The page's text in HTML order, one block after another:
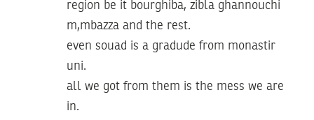
region be it bourghiba, zibla ghannouchi
m,mbazza and the rest.
even souad is a gradude from monastir
uni.
all we got from them is the mess we are
in.